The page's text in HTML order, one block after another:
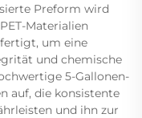
Preform wird
Materialien
um eine
und chemische
5-Gallonen-
auf, die konsistente
und ihn zur